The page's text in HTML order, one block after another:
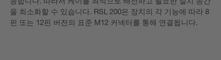
을 최소화할 수 있습니다. RSL 200은 장치의 각 기능에 따라 8
핀 또는 12핀 버전의 표준 M12 커넥터를 통해 연결됩니다.